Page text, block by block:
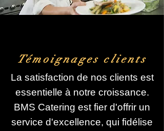
Témoignages clients
La satisfaction de nos clients est
essentielle à notre croissance.
BMS Catering est fier d'offrir un
service d'excellence, qui fidélise